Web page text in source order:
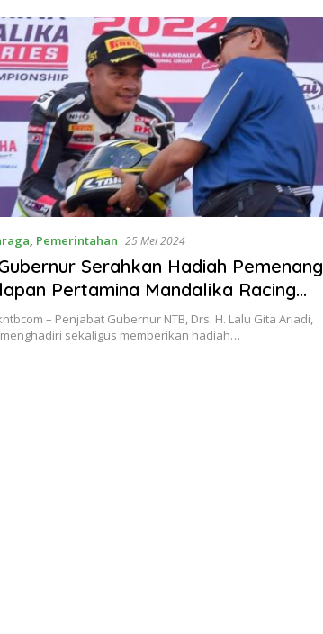
, Pemerintahan 25 Mei 2024
Serahkan Hadiah Pemenang
Pertamina Mandalika Racing
Round 2
– Penjabat Gubernur NTB, Drs. H. Lalu Gita Ariadi,
menghadiri sekaligus memberikan hadiah…